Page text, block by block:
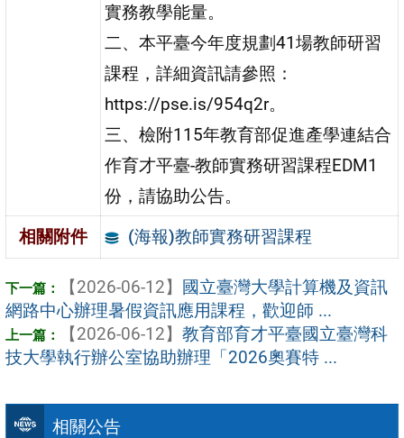
相關公告
實務教學能量。
二、本平臺今年度規劃41場教師研習
課程，詳細資訊請參照：
https://pse.is/954q2r。
三、檢附115年教育部促進產學連結合
作育才平臺-教師實務研習課程EDM1
份，請協助公告。
相關附件
(海報)教師實務研習課程
【2026-06-12】 國立臺灣大學計算機及資訊
網路中心辦理暑假資訊應用課程，歡迎師 ...
【2026-06-12】 教育部育才平臺國立臺灣科
技大學執行辦公室協助辦理「2026奧賽特 ...